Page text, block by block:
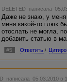
DELETED написала
Даже не знаю, у меня
меня какой-то глюк
отослать не могла,
добавить статью в
#5 Ответить /
написала 05.03.2010 в